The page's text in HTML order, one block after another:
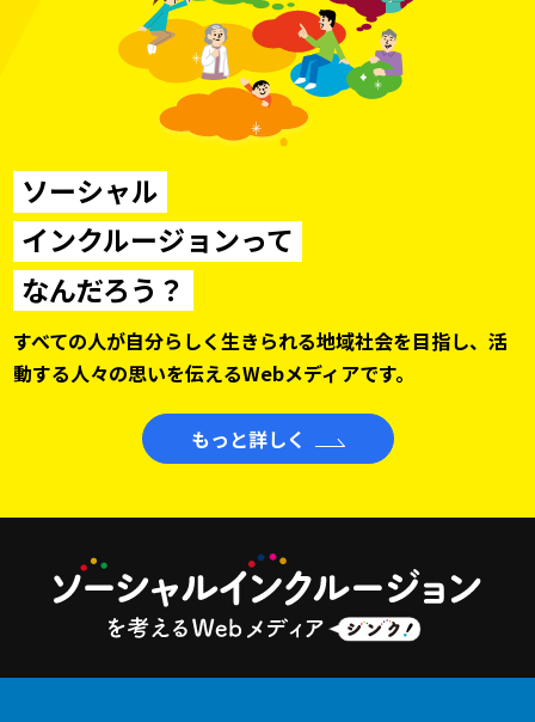
ソーシャル
インクルージョンって
なんだろう？
すべての人が自分らしく生きられる地域社会を目指し、活
動する人々の思いを伝えるWebメディアです。
もっと詳しく